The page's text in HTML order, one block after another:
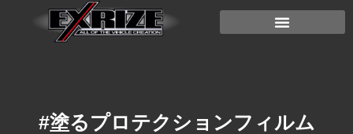
#塗るプロテクションフィルム